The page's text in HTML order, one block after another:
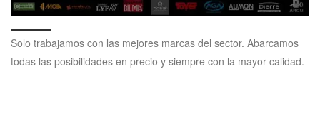
Solo trabajamos con las mejores marcas del sector. Abarcamos
todas las posibilidades en precio y siempre con la mayor calidad.